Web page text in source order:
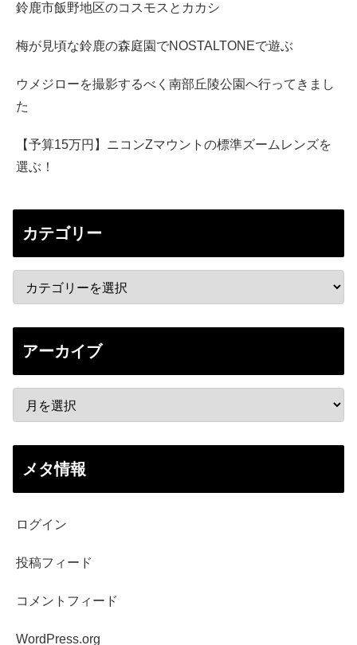
鈴鹿市飯野地区のコスモスとカカシ
梅が見頃な鈴鹿の森庭園でNOSTALTONEで遊ぶ
ウメジローを撮影するべく南部丘陵公園へ行ってきまし
た
【予算15万円】ニコンZマウントの標準ズームレンズを
選ぶ！
カテゴリー
アーカイブ
メタ情報
ログイン
投稿フィード
コメントフィード
WordPress.org